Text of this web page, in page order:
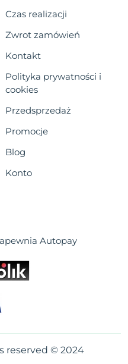
Czas realizacji
Zwrot zamówień
Kontakt
Polityka prywatności i
cookies
Przedsprzedaż
Promocje
Blog
Konto
Autopay
reserved © 2024